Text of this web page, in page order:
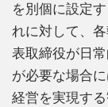
を別個に設定
れに対して、
表取締役が日
が必要な場合
経営を実現す